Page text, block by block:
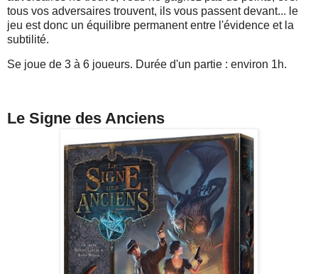
tous vos adversaires trouvent, ils vous passent devant... le
jeu est donc un équilibre permanent entre l'évidence et la
subtilité.
Se joue de 3 à 6 joueurs. Durée d'un partie : environ 1h.
Le Signe des Anciens